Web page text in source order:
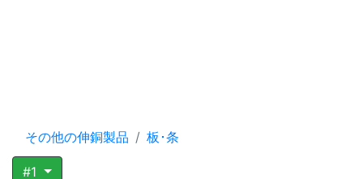
その他の伸銅製品 板･条
#1